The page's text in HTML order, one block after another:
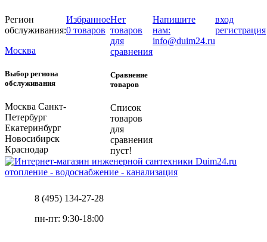
Регион
обслуживания:
Москва
Выбор региона
обслуживания
Москва Санкт-
Петербург
Екатеринбург
Новосибирск
Краснодар
Избранное
0 товаров
Нет
товаров
для
сравнения
Сравнение
товаров
Список
товаров
для
сравнения
пуст!
Напишите
нам:
info@duim24.ru
вход
регистрация
отопление - водоснабжение - канализация
8 (495) 134-27-28
пн-пт: 9:30-18:00